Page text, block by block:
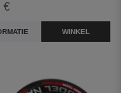
€
WINKEL